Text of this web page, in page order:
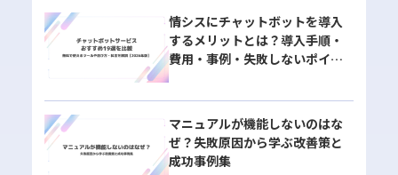
情シスにチャットボットを導入
するメリットとは？導入手順・
費用・事例・失敗しないポイン
マニュアルが機能しないのはな
ぜ？失敗原因から学ぶ改善策と
成功事例集